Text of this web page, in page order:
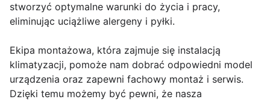
stworzyć optymalne warunki do życia i pracy,
eliminując uciążliwe alergeny i pyłki.
Ekipa montażowa, która zajmuje się instalacją
klimatyzacji, pomoże nam dobrać odpowiedni model
urządzenia oraz zapewni fachowy montaż i serwis.
Dzięki temu możemy być pewni, że nasza